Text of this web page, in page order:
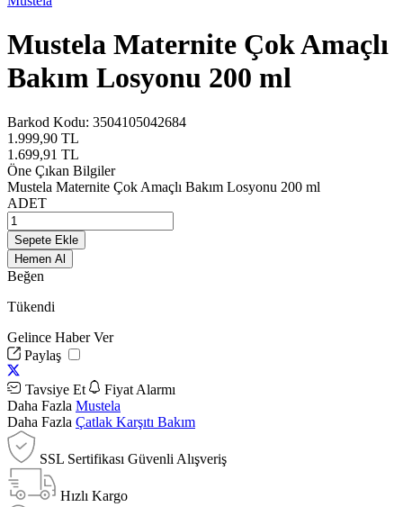
Mustela Maternite Çok Amaçlı
Bakım Losyonu 200 ml
Barkod Kodu: 3504105042684
1.999,90 TL
1.699,91 TL
Öne Çıkan Bilgiler
Mustela Maternite Çok Amaçlı Bakım Losyonu 200 ml
ADET
Sepete Ekle
Hemen Al
Beğen
Tükendi
Gelince Haber Ver
Paylaş
Tavsiye Et
Fiyat Alarmı
Daha Fazla Mustela
Daha Fazla Çatlak Karşıtı Bakım
SSL Sertifikası Güvenli Alışveriş
Hızlı Kargo